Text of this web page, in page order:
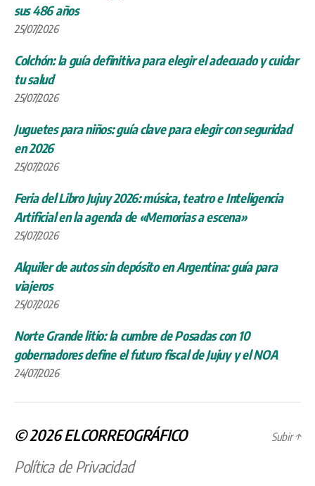
sus 486 años
25/07/2026
Colchón: la guía definitiva para elegir el adecuado y cuidar
tu salud
25/07/2026
Juguetes para niños: guía clave para elegir con seguridad
en 2026
25/07/2026
Feria del Libro Jujuy 2026: música, teatro e Inteligencia
Artificial en la agenda de «Memorias a escena»
25/07/2026
Alquiler de autos sin depósito en Argentina: guía para
viajeros
25/07/2026
Norte Grande litio: la cumbre de Posadas con 10
gobernadores define el futuro fiscal de Jujuy y el NOA
24/07/2026
© 2026ELCORREOGRÁFICO
Política de Privacidad
Subir↑